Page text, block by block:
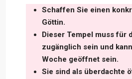
Schaffen Sie einen
Göttin.
Dieser Tempel muss für
zugänglich sein und
Woche geöffnet sein.
Sie sind als überdachte